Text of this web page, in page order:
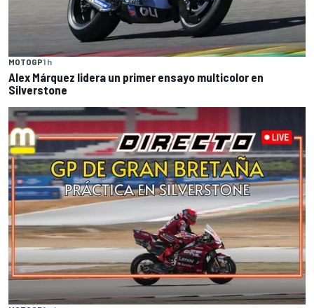
MOTOGP1 h
Alex Márquez lidera un primer ensayo multicolor en
Silverstone